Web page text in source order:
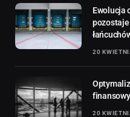
Ewolucja
20
20